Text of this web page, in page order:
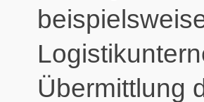
Übermittlung